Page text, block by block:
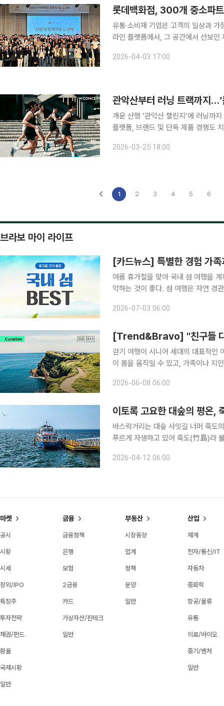
유통·소비재 기업은 고객의 일상과
라인 플랫폼에서, 그 공간에서 선보
음을 자연스럽게 여는 기폭제가 된다.
2026-04-03 17:00
관악산부터 러닝 트랙까지
개운 산행 ‘관악산 챌린지’에 러닝까
플랫폼, 브랜드 및 단독 제품 경쟁도 치열 본격적인 봄 시즌, 야외 활동에 최적화된 계절이
스포츠웨어에 대한 관심이 급증하면
2026-03-25 18:00
1 2 3 4 5 6
브라보 마이 라이프
[카드뉴스] 특별한 경험 가
여름 휴가철을 맞아 국내 섬 여행을
악하는 것이 좋다. 섬 여행은 자연 경
수 거문도와 완도 청산도, 울릉도처럼
2026-07-03 06:00
[Trend&Bravo] "친구들
걷기 여행이 시니어 세대의 대표적인
이 몸을 움직일 수 있고, 가족이나 지
걷기 여행을 경험한 국민 가운데 60
2026-06-08 06:00
이토록 고요한 대숲의 평온,
바스락거리는 대숲 사잇길 너머 죽도
푸르게 자생하고 있어 죽도(竹島)라
남 홍성의 대표 항구 남당항에 따뜻한
2026-04-12 06:00
마켓
공시
시황
시세
장외/IPO
특징주
투자전략
채권/펀드
환율
국제시황
일반
금융
금융정책
은행
보험
2금융
카드
가상자산/핀테크
일반
부동산
시장동향
업계
정책
분양
일반
산업
재계
전자/통신/IT
자동차
중화학
항공/물류
유통
의료/바이오
중기/벤처
일반